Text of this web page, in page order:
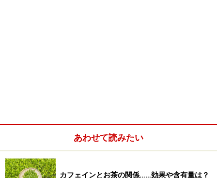
あわせて読みたい
カフェインとお茶の関係……効果や含有量は？